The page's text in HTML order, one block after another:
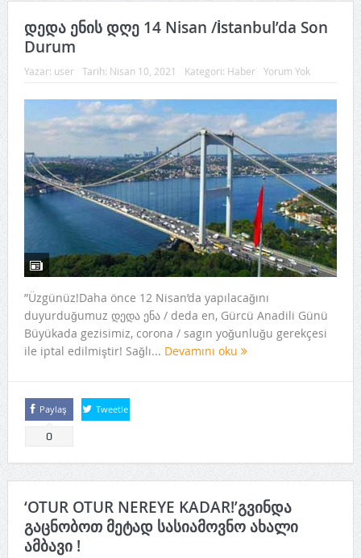
დედა ენის დღე 14 Nisan /İstanbul’da Son
Durum
Yazar: user Tarih: Nisan 10, 2021 Kategori: Haber Yorum Yok
”Üzgünüz!Daha önce 12 Nisan’da yapılacağını
duyurduğumuz დედა ენა / deda en, Gürcü Anadili Günü
Büyükada gezisimiz, corona / sagın yoğunluğu gerekçesi
ile iptal edilmiştir! Sağlı... Devamını oku
Paylaş
0
Tweetle
‘OTUR OTUR NEREYE KADAR!’გვინდა
გაცნობოთ მეტად სასიამოვნო ახალი
ამბავი !